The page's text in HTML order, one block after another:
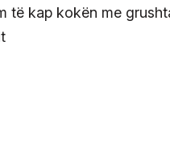
të kap kokën me